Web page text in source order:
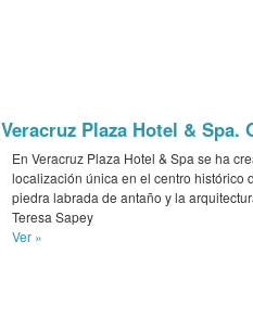
Veracruz Plaza Hotel & Spa.
En Veracruz Plaza Hotel & Spa se ha
localización única en el centro histórico
piedra labrada de antaño y la
Teresa Sapey
Ver »